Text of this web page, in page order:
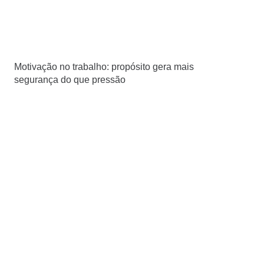
Motivação no trabalho: propósito gera mais
segurança do que pressão